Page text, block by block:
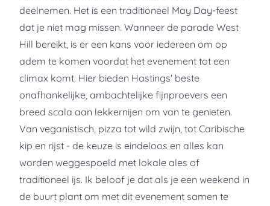
deelnemen. Het is een traditioneel May Day-feest
dat je niet mag missen. Wanneer de parade West
Hill bereikt, is er een kans voor iedereen om op
adem te komen voordat het evenement tot een
climax komt. Hier bieden Hastings' beste
onafhankelijke, ambachtelijke fijnproevers een
breed scala aan lekkernijen om van te genieten.
Van veganistisch, pizza tot wild zwijn, tot Caribische
kip en rijst - de keuze is eindeloos en alles kan
worden weggespoeld met lokale ales of
traditioneel ijs. Ik beloof je dat als je een weekend in
de buurt plant om met dit evenement samen te